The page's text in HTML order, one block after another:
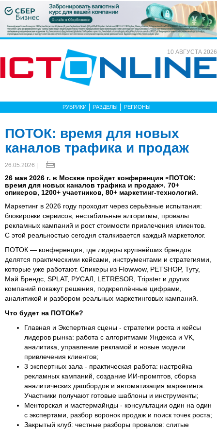
10 АВГУСТА 2026
РУБРИКИ РАЗДЕЛЫ РЕГИОНЫ
ПОТОК: время для новых
каналов трафика и продаж
26.05.2026 |
26 мая 2026 г. в Москве пройдет конференция «ПОТОК:
время для новых каналов трафика и продаж». 70+
спикеров, 1200+ участников, 80+ маркетинг-технологий.
Маркетинг в 2026 году проходит через серьёзные испытания:
блокировки сервисов, нестабильные алгоритмы, провалы
рекламных кампаний и рост стоимости привлечения клиентов.
С этой реальностью сегодня сталкивается каждый маркетолог.
ПОТОК — конференция, где лидеры крупнейших брендов
делятся практическими кейсами, инструментами и стратегиями,
которые уже работают. Спикеры из Flowwow, PETSHOP, Туту,
Май Брендс, SPLAT, РУСАЛ, LETRESOR, Tripster и других
компаний покажут решения, подкреплённые цифрами,
аналитикой и разбором реальных маркетинговых кампаний.
Что будет на ПОТОКе?
Главная и Экспертная сцены - стратегии роста и кейсы
лидеров рынка: работа с алгоритмами Яндекса и VK,
аналитика, управление рекламой и новые модели
привлечения клиентов;
3 экспертных зала - практическая работа: настройка
рекламных кампаний, создание ИИ-промптов, сборка
аналитических дашбордов и автоматизация маркетинга.
Участники получают готовые шаблоны и инструменты;
Менторская и мастермайнды - консультации один на один
с экспертами, разбор воронок продаж и поиск точек роста;
Закрытый клуб: честные разборы провалов: слитые